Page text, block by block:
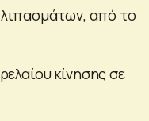
από το
κίνησης σε